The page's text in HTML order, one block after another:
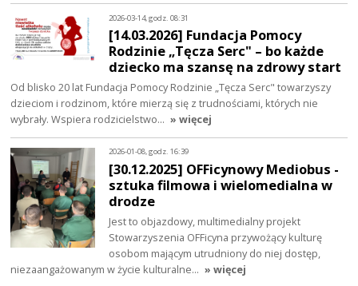
2026-03-14, godz. 08:31
[14.03.2026] Fundacja Pomocy
Rodzinie „Tęcza Serc" – bo każde
dziecko ma szansę na zdrowy start
Od blisko 20 lat Fundacja Pomocy Rodzinie „Tęcza Serc" towarzyszy
dzieciom i rodzinom, które mierzą się z trudnościami, których nie
wybrały. Wspiera rodzicielstwo… » więcej
2026-01-08, godz. 16:39
[30.12.2025] OFFicynowy Mediobus -
sztuka filmowa i wielomedialna w
drodze
Jest to objazdowy, multimedialny projekt
Stowarzyszenia OFFicyna przywożący kulturę
osobom mającym utrudniony do niej dostęp,
niezaangażowanym w życie kulturalne… » więcej